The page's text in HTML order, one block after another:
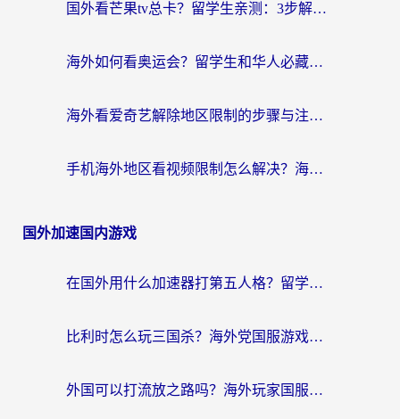
国外看芒果tv总卡？留学生亲测：3步解决地域限制+流畅追剧攻略
海外如何看奥运会？留学生和华人必藏的体育赛事观看终极指南
海外看爱奇艺解除地区限制的步骤与注意事项详解：留学生必看的无卡顿追剧指南
手机海外地区看视频限制怎么解决？海外党追剧看片的实用指南
国外加速国内游戏
在国外用什么加速器打第五人格？留学生亲测：这6个功能才是关键！
比利时怎么玩三国杀？海外党国服游戏加速器终极指南（附问道CODOL优化方案）
外国可以打流放之路吗？海外玩家国服游戏畅玩终极指南（附实测推荐）